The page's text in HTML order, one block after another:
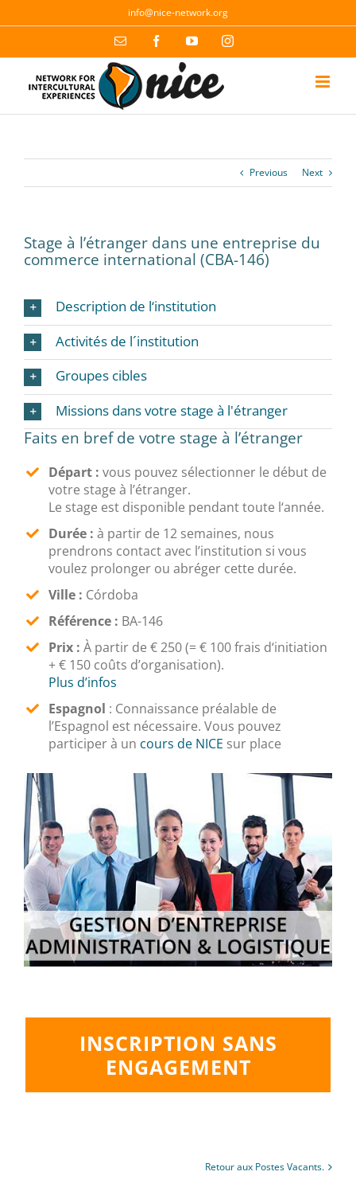
to
info@nice-network.org
Email FacebookYouTubeInstagram
Previous Next
Stage à l’étranger dans une entreprise du
commerce international (CBA-146)
Description de l‘institution
Activités de l´institution
Groupes cibles
Missions dans votre stage à l'étranger
Faits en bref de votre stage à l’étranger
Départ : vous pouvez sélectionner le début de
votre stage à l’étranger.
Le stage est disponible pendant toute l‘année.
Durée : à partir de 12 semaines, nous
prendrons contact avec l’institution si vous
voulez prolonger ou abréger cette durée.
Ville : Córdoba
Référence : BA-146
Prix : À partir de € 250 (= € 100 frais d‘initiation
+ € 150 coûts d’organisation).
Plus d’infos
Espagnol : Connaissance préalable de
l’Espagnol est nécessaire. Vous pouvez
participer à un cours de NICE sur place
INSCRIPTION SANS
ENGAGEMENT
Retour aux Postes Vacants.